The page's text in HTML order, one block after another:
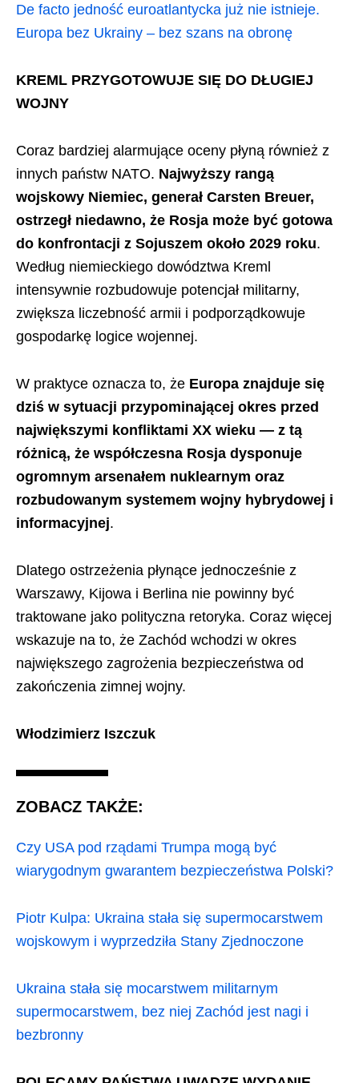
De facto jedność euroatlantycka już nie istnieje.
Europa bez Ukrainy – bez szans na obronę
KREML PRZYGOTOWUJE SIĘ DO DŁUGIEJ
WOJNY
Coraz bardziej alarmujące oceny płyną również z
innych państw NATO. Najwyższy rangą
wojskowy Niemiec, generał Carsten Breuer,
ostrzegł niedawno, że Rosja może być gotowa
do konfrontacji z Sojuszem około 2029 roku.
Według niemieckiego dowództwa Kreml
intensywnie rozbudowuje potencjał militarny,
zwiększa liczebność armii i podporządkowuje
gospodarkę logice wojennej.
W praktyce oznacza to, że Europa znajduje się
dziś w sytuacji przypominającej okres przed
największymi konfliktami XX wieku — z tą
różnicą, że współczesna Rosja dysponuje
ogromnym arsenałem nuklearnym oraz
rozbudowanym systemem wojny hybrydowej i
informacyjnej.
Dlatego ostrzeżenia płynące jednocześnie z
Warszawy, Kijowa i Berlina nie powinny być
traktowane jako polityczna retoryka. Coraz więcej
wskazuje na to, że Zachód wchodzi w okres
największego zagrożenia bezpieczeństwa od
zakończenia zimnej wojny.
Włodzimierz Iszczuk
ZOBACZ TAKŻE:
Czy USA pod rządami Trumpa mogą być
wiarygodnym gwarantem bezpieczeństwa Polski?
Piotr Kulpa: Ukraina stała się supermocarstwem
wojskowym i wyprzedziła Stany Zjednoczone
Ukraina stała się mocarstwem militarnym
supermocarstwem, bez niej Zachód jest nagi i
bezbronny